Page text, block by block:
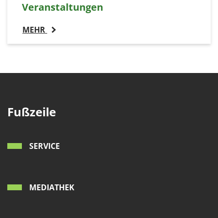
Veranstaltungen
MEHR
Fußzeile
SERVICE
MEDIATHEK